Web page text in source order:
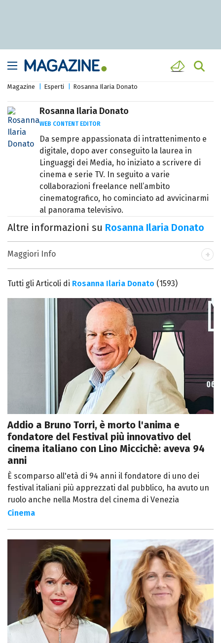
Magazine Esperti Rosanna Ilaria Donato
Rosanna Ilaria Donato
WEB CONTENT EDITOR
Da sempre appassionata di intrattenimento e
digitale, dopo aver conseguito la laurea in
Linguaggi dei Media, ho iniziato a scrivere di
cinema e serie TV. In seguito a varie
collaborazioni freelance nell’ambito
cinematografico, ho cominciato ad avvicinarmi
al panorama televisivo.
Altre informazioni su Rosanna Ilaria Donato
Maggiori Info
Data di nascita: 18/03/1992
Luogo di nascita
Lavora per
Tutti gli Articoli di Rosanna Ilaria Donato (1593)
Addio a Bruno Torri, è morto l'anima e
fondatore del Festival più innovativo del
cinema italiano con Lino Miccichè: aveva 94
anni
È scomparso all'età di 94 anni il fondatore di uno dei
festival italiani più apprezzati dal pubblico, ha avuto un
ruolo anche nella Mostra del cinema di Venezia
Cinema